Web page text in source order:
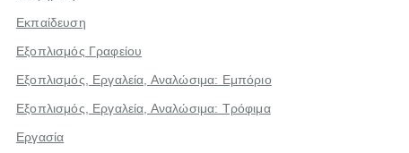
Εκπαίδευση
Εξοπλισμός Γραφείου
Εξοπλισμός, Εργαλεία, Αναλώσιμα: Εμπόριο
Εξοπλισμός, Εργαλεία, Αναλώσιμα: Τρόφιμα
Εργασία